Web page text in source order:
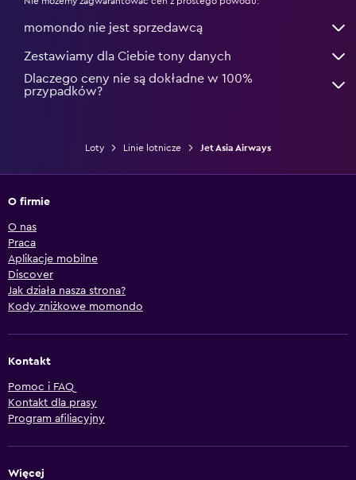
momondo nie jest sprzedawcą
Zestawiamy dla Ciebie tony danych
Dlaczego ceny nie są dokładne w 100%
przypadków?
Loty Linie lotnicze Jet Asia Airways
O firmie
O nas
Praca
Aplikacje mobilne
Discover
Jak działa nasza strona?
Kody zniżkowe momondo
Kontakt
Pomoc i FAQ
Kontakt dla prasy
Program afiliacyjny
Więcej